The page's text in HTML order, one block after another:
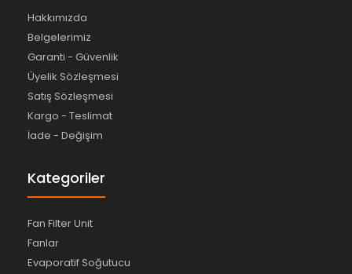
Hakkımızda
Belgelerimiz
Garanti - Güvenlik
Üyelik Sözleşmesi
Satış Sözleşmesi
Kargo - Teslimat
İade - Değişim
Kategoriler
Fan Filter Unit
Fanlar
Evaporatif Soğutucu